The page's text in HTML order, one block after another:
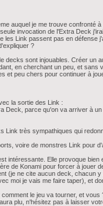
auquel je me trouve confronté à
invocation de l'Extra Deck
les Link passent pas en défense
?
decks sont injouables. Créer
en cherchant un peu, et
et peu chers pour continuer à
la sortie des Link :
Deck, parce qu'on va arriver à
Link très sympathiques qui
voire de monstres Link pour
intéressante. Elle provoque
de Konami pour forcer à jouer
(je ne cite aucun deck, chacun
moi je vais me faire taper), et
le jeu va tourner, et vous
plu, n'hésitez pas à laisser